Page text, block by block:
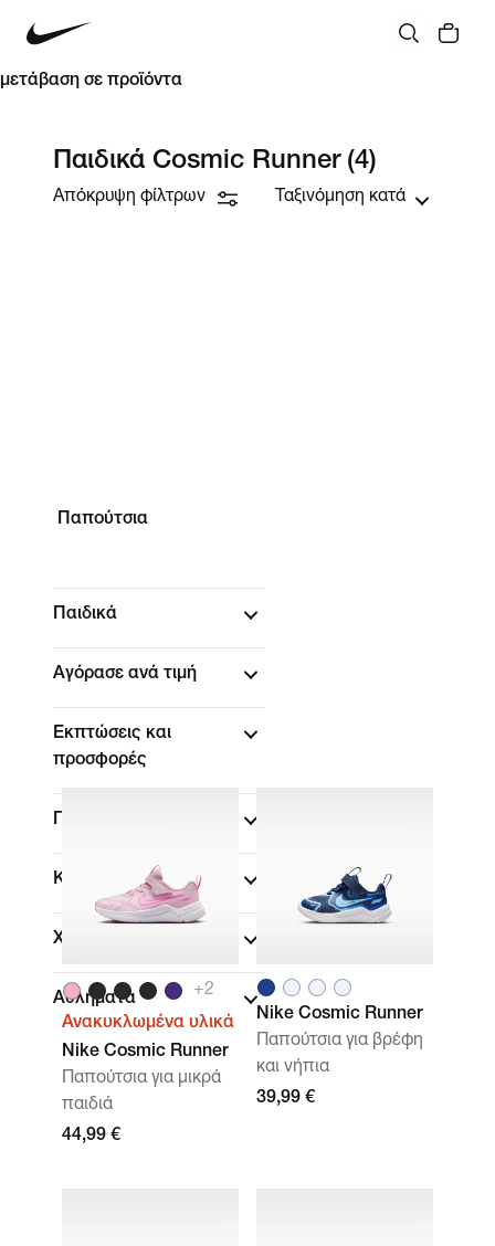
μετάβαση σε προϊόντα
Παιδικά Cosmic Runner (4)
Απόκρυψη φίλτρων Ταξινόμηση κατά
Παπούτσια
Παιδικά
Αγόρασε ανά τιμή
Εκπτώσεις και
προσφορές
Παιδική ηλικία
Κλίμακα μεγεθών
Χρώμα
Αθλήματα +2
Ανακυκλωμένα υλικά
Nike Cosmic Runner
Παπούτσια για μικρά
παιδιά
44,99 €
Nike Cosmic Runner
Παπούτσια για βρέφη
και νήπια
39,99 €